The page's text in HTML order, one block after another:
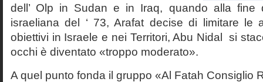
dell’ Olp in Sudan e in Iraq, quando alla fine
israeliana del ‘ 73, Arafat decise di limitare le
obiettivi in Israele e nei Territori, Abu Nidal si
occhi è diventato «troppo moderato».
A quel punto fonda il gruppo «Al Fatah Consiglio